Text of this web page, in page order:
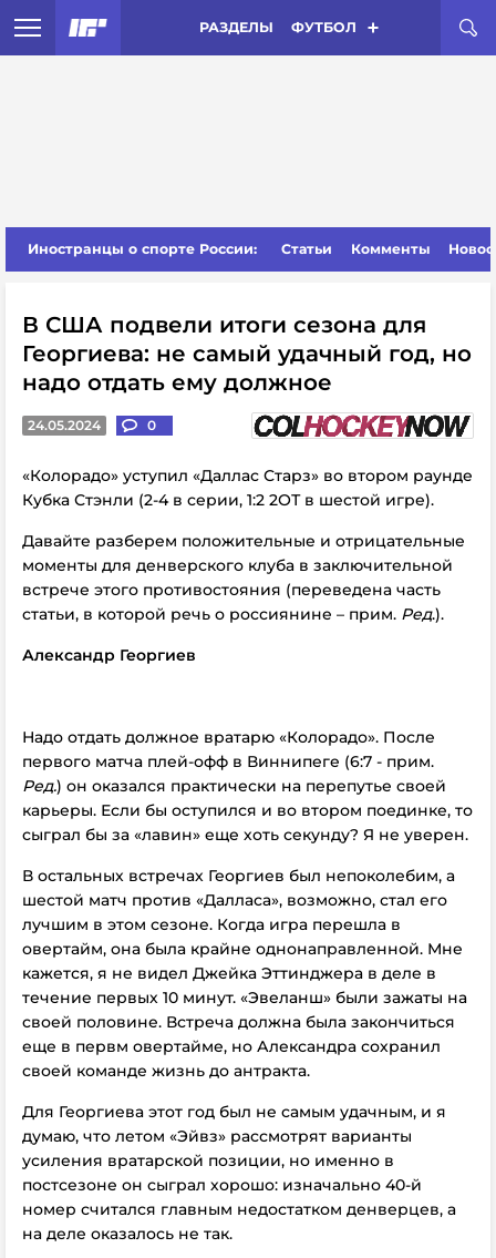
РАЗДЕЛЫ ФУТБОЛ
Иностранцы о спорте России: Статьи Комменты
В США подвели итоги сезона для
Георгиева: не самый удачный год, но
надо отдать ему должное
24.05.2024 0
«Колорадо» уступил «Даллас Старз» во втором раунде
Кубка Стэнли (2-4 в серии, 1:2 2ОТ в шестой игре).
Давайте разберем положительные и отрицательные
моменты для денверского клуба в заключительной
встрече этого противостояния (переведена часть
статьи, в которой речь о россиянине – прим. Ред.).
Александр Георгиев
Надо отдать должное вратарю «Колорадо». После
первого матча плей-офф в Виннипеге (6:7 - прим.
Ред.) он оказался практически на перепутье своей
карьеры. Если бы оступился и во втором поединке, то
сыграл бы за «лавин» еще хоть секунду? Я не уверен.
В остальных встречах Георгиев был непоколебим, а
шестой матч против «Далласа», возможно, стал его
лучшим в этом сезоне. Когда игра перешла в
овертайм, она была крайне однонаправленной. Мне
кажется, я не видел Джейка Эттинджера в деле в
течение первых 10 минут. «Эвеланш» были зажаты на
своей половине. Встреча должна была закончиться
еще в первм овертайме, но Александра сохранил
своей команде жизнь до антракта.
Для Георгиева этот год был не самым удачным, и я
думаю, что летом «Эйвз» рассмотрят варианты
усиления вратарской позиции, но именно в
постсезоне он сыграл хорошо: изначально 40-й
номер считался главным недостатком денверцев, а
на деле оказалось не так.